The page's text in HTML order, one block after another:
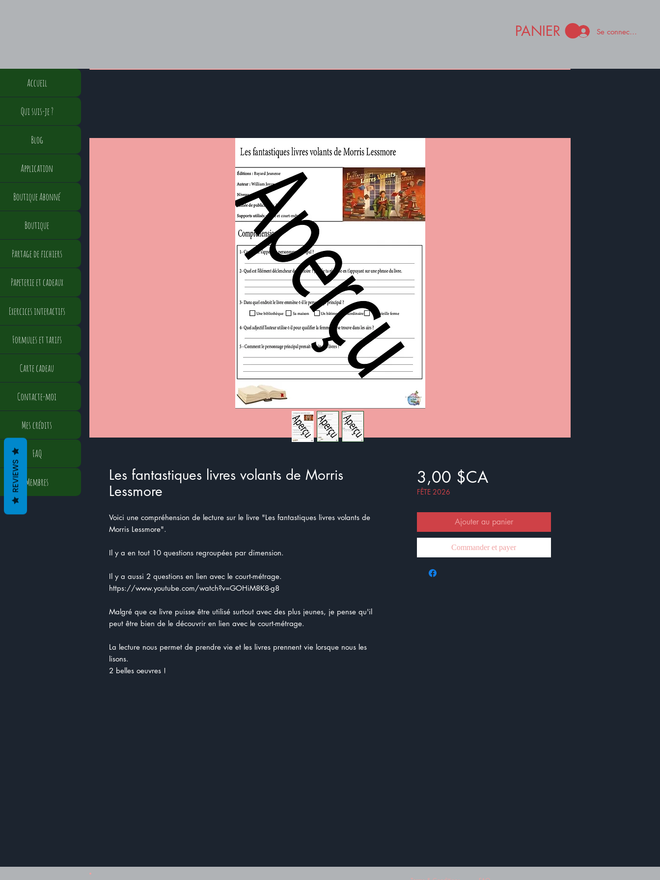
PANIER Se connecter
Les fantastiques livres volants de Morris
Lessmore
Voici une compréhension de lecture sur le livre "Les fantastiques livres volants de
Morris Lessmore".
Il y a en tout 10 questions regroupées par dimension.
Il y a aussi 2 questions en lien avec le court-métrage.
https://www.youtube.com/watch?v=GOHiM8K8-g8
Malgré que ce livre puisse être utilisé surtout avec des plus jeunes, je pense qu'il
peut être bien de le découvrir en lien avec le court-métrage.
La lecture nous permet de prendre vie et les livres prennent vie lorsque nous les
lisons.
2 belles oeuvres !
3,00 $CAPrix
FÊTE 2026
Ajouter au panier
Commander et payer
Accueil
Qui suis-je ?
Blog
Application
Boutique Abonné
Boutique
Partage de fichiers
Papeterie et cadeaux
Exercices interactifs
Formules et tarifs
Carte cadeau
Contacte-moi
Mes crédits
FAQ
Membres
REVIEWS